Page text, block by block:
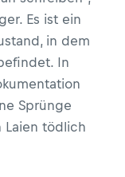
Es ist ein
in dem
In
Sprünge
Laien tödlich